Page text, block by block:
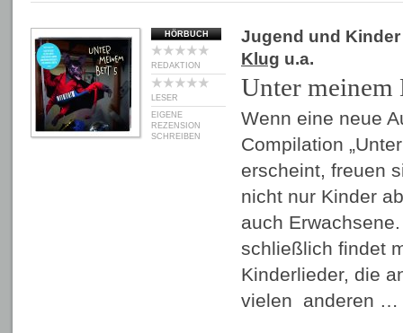
HÖRBUCH
REDAKTION
LESER
EIGENE
REZENSION
SCHREIBEN
Jugend und Kinder
Klug u.a.
Unter meinem
Wenn eine neue
Compilation
erscheint, freuen
nicht nur Kinder
auch
schließlich findet
Kinderlieder, die
vielen anderen …